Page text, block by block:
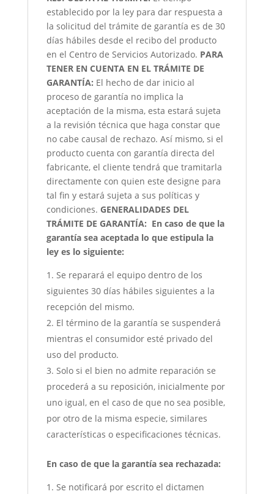
establecido por la ley para dar respuesta a
la solicitud del trámite de garantía es de 30
días hábiles desde el recibo del producto
en el Centro de Servicios Autorizado. PARA
TENER EN CUENTA EN EL TRÁMITE DE
GARANTÍA: El hecho de dar inicio al
proceso de garantía no implica la
aceptación de la misma, esta estará sujeta
a la revisión técnica que haga constar que
no cabe causal de rechazo. Así mismo, si el
producto cuenta con garantía directa del
fabricante, el cliente tendrá que tramitarla
directamente con quien este designe para
tal fin y estará sujeta a sus políticas y
condiciones. GENERALIDADES DEL
TRÁMITE DE GARANTÍA: En caso de que la
garantía sea aceptada lo que estipula la
ley es lo siguiente:
Se reparará el equipo dentro de los
siguientes 30 días hábiles siguientes a la
recepción del mismo.
El término de la garantía se suspenderá
mientras el consumidor esté privado del
uso del producto.
Solo si el bien no admite reparación se
procederá a su reposición, inicialmente por
uno igual, en el caso de que no sea posible,
por otro de la misma especie, similares
características o especificaciones técnicas.
En caso de que la garantía sea rechazada:
Se notificará por escrito el dictamen